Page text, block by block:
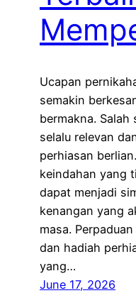
Ucapan
semakin
bermakna.
selalu relevan
perhiasan
keindahan yang
dapat menjadi
kenangan yang
masa.
dan hadiah
yang…
June 17, 2026